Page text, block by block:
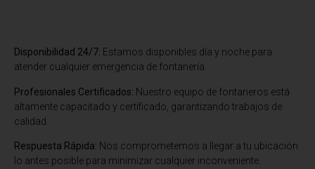
Disponibilidad 24/7: Estamos disponibles día y noche para
atender cualquier emergencia de fontanería.
Profesionales Certificados: Nuestro equipo de fontaneros está
altamente capacitado y certificado, garantizando trabajos de
calidad.
Respuesta Rápida: Nos comprometemos a llegar a tu ubicación
lo antes posible para minimizar cualquier inconveniente.